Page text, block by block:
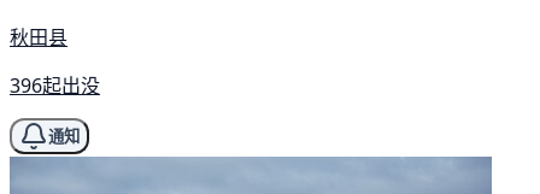
秋田县
396起出没
通知